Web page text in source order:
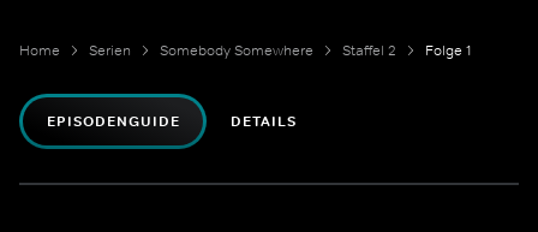
Home Serien Somebody Somewhere Staffel 2 Folge 1
EPISODENGUIDE DETAILS